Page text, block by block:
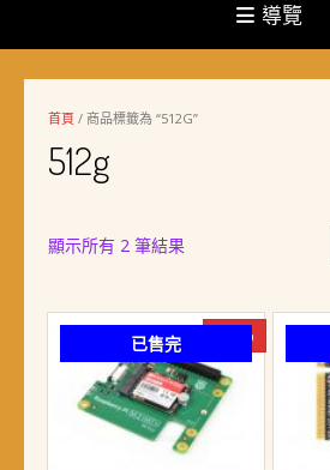
導覽
首頁 / 商品標籤為 “512G”
512g
顯示所有 2 筆結果依
項
排
序
已售完 -10%